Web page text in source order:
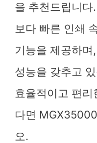
을 추천드립니
보다 빠른 인쇄
기능을 제공하며
성능을 갖추고
효율적이고 편리
다면
오.